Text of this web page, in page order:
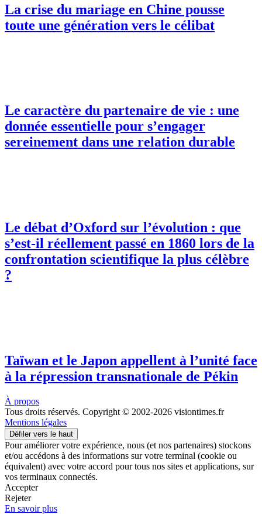
La crise du mariage en Chine pousse
toute une génération vers le célibat
Le caractère du partenaire de vie : une
donnée essentielle pour s’engager
sereinement dans une relation durable
Le débat d’Oxford sur l’évolution : que
s’est-il réellement passé en 1860 lors de la
confrontation scientifique la plus célèbre
?
Taïwan et le Japon appellent à l’unité face
à la répression transnationale de Pékin
À propos
Tous droits réservés. Copyright © 2002-2026 visiontimes.fr
Mentions légales
Défiler vers le haut
Pour améliorer votre expérience, nous (et nos partenaires) stockons
et/ou accédons à des informations sur votre terminal (cookie ou
équivalent) avec votre accord pour tous nos sites et applications, sur
vos terminaux connectés.
Accepter
Rejeter
En savoir plus